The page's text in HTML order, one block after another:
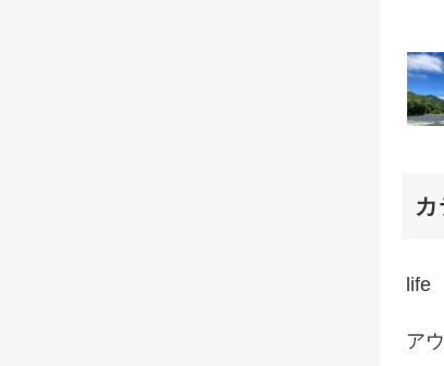
life
ア